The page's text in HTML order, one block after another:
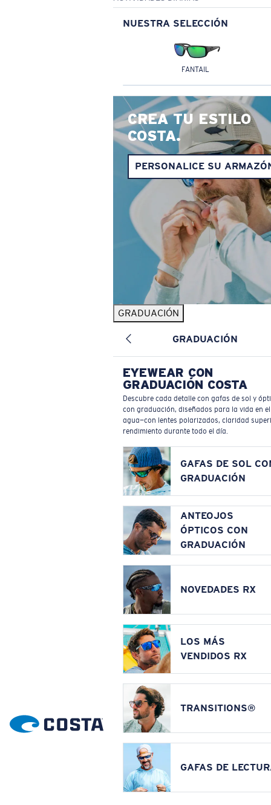
NUESTRA SELECCIÓN
FANTAIL
CREA TU ESTILO
COSTA.
PERSONALICE SU
GRADUACIÓN
GRADUACIÓN
EYEWEAR CON
GRADUACIÓN COSTA
Descubre cada detalle con gafas de sol y
con graduación, diseñados para la vida en el
agua—con lentes polarizados, claridad
rendimiento durante todo el día.
GAFAS DE SOL
GRADUACIÓN
ANTEOJOS
ÓPTICOS CON
GRADUACIÓN
NOVEDADES RX
LOS MÁS
VENDIDOS RX
TRANSITIONS®
GAFAS DE